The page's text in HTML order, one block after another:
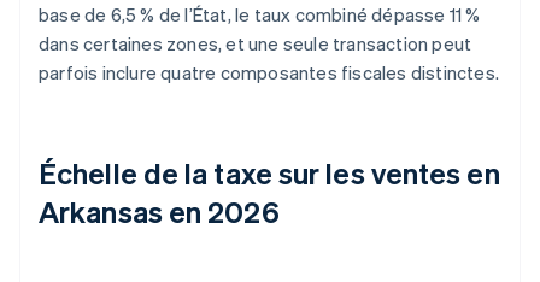
base de 6,5 % de l’État, le taux combiné dépasse 11 %
dans certaines zones, et une seule transaction peut
parfois inclure quatre composantes fiscales distinctes.
Échelle de la taxe sur les ventes en
Arkansas en 2026